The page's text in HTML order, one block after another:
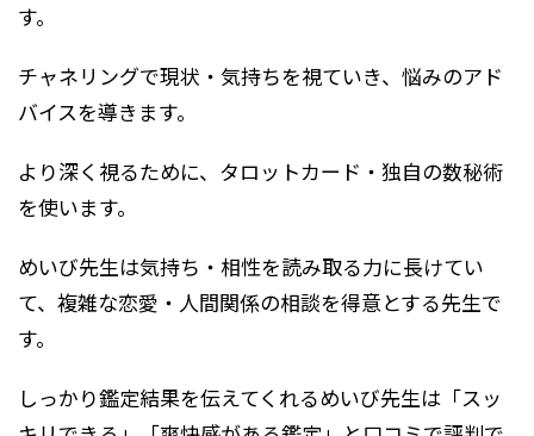
す。
チャネリングで現状・気持ちを視ていき、悩みのアド
バイスを導きます。
より深く視るために、タロットカード・独自の数秘術
を使います。
めいび先生は気持ち・相性を読み取る力に長けてい
て、複雑な恋愛・人間関係の相談を得意とする先生で
す。
しっかり鑑定結果を伝えてくれるめいび先生は「スッ